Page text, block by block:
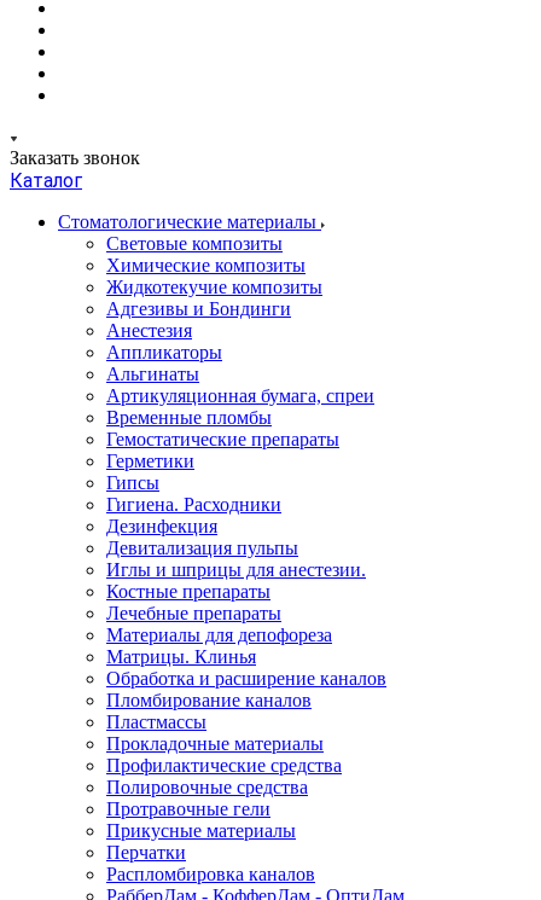
Заказать звонок
Каталог
Стоматологические материалы
Световые композиты
Химические композиты
Жидкотекучие композиты
Адгезивы и Бондинги
Анестезия
Аппликаторы
Альгинаты
Артикуляционная бумага, спреи
Временные пломбы
Гемостатические препараты
Герметики
Гипсы
Гигиена. Расходники
Дезинфекция
Девитализация пульпы
Иглы и шприцы для анестезии.
Костные препараты
Лечебные препараты
Материалы для депофореза
Матрицы. Клинья
Обработка и расширение каналов
Пломбирование каналов
Пластмассы
Прокладочные материалы
Профилактические средства
Полировочные средства
Протравочные гели
Прикусные материалы
Перчатки
Распломбировка каналов